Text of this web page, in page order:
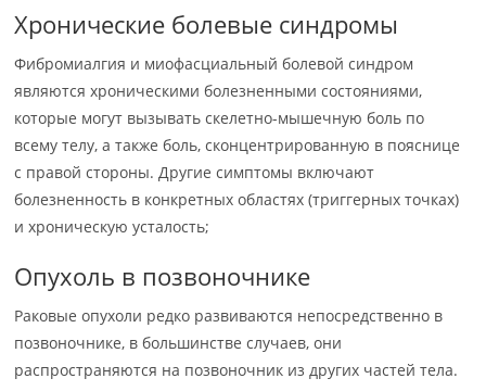
Хронические болевые синдромы
Фибромиалгия и миофасциальный болевой синдром
являются хроническими болезненными состояниями,
которые могут вызывать скелетно-мышечную боль по
всему телу, а также боль, сконцентрированную в пояснице
с правой стороны. Другие симптомы включают
болезненность в конкретных областях (триггерных точках)
и хроническую усталость;
Опухоль в позвоночнике
Раковые опухоли редко развиваются непосредственно в
позвоночнике, в большинстве случаев, они
распространяются на позвоночник из других частей тела.